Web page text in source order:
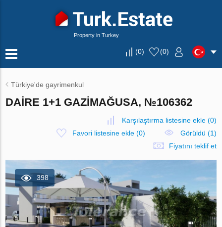
Property in Turkey
(0) (0)
Türkiye'de gayrimenkul
DAIRE 1+1 GAZIMAĞUSA, №106362
Karşılaştırma listesine ekle(0)
Favori listesine ekle(0)
Görüldü (1)
Fiyatını teklif et
398